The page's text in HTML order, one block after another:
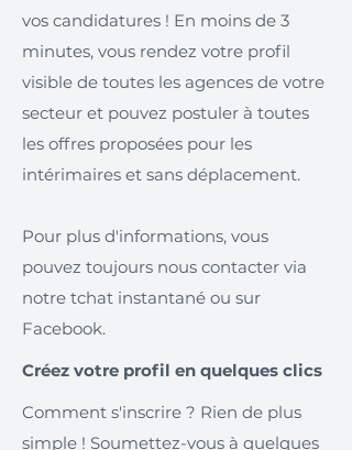
vos candidatures ! En moins de 3
minutes, vous rendez votre profil
visible de toutes les agences de votre
secteur et pouvez postuler à toutes
les offres proposées pour les
intérimaires et sans déplacement.
Pour plus d'informations, vous
pouvez toujours nous contacter via
notre tchat instantané ou sur
Facebook.
Créez votre profil en quelques clics
Comment s'inscrire ? Rien de plus
simple ! Soumettez-vous à quelques